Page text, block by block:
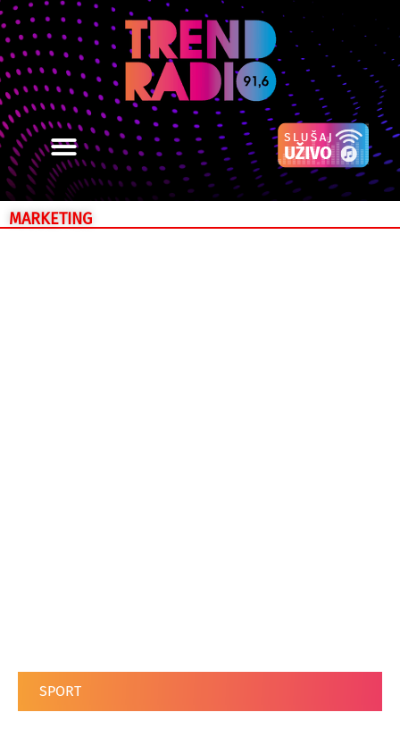
MARKETING
SPORT